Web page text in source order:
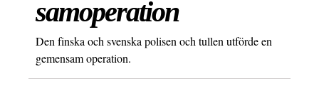
samoperation
Den finska och svenska polisen och tullen utförde en
gemensam operation.